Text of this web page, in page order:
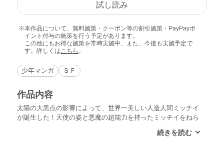
試し読み
本作品について、無料施策・クーポン等の割引施策・PayPayポ
イント付与の施策を行う予定があります。
この他にもお得な施策を常時実施中、また、今後も実施予定で
す。詳しくはこちら 。
少年マンガ ＳＦ
作品内容
太陽の大黒点の影響によって、世界一美しい人造人間ミッチイ
が誕生した！天使の姿と悪魔の超能力を持ったミッチイをねら